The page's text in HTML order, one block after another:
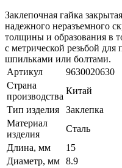
Заклепочная гайка
надежного неразъемного
толщины и образования в
с метрической резьбой
шпильками или болтами.
Артикул
9630020630
Страна
производства
Китай
Тип изделия
Заклепка
Материал
изделия
Сталь
Длина, мм
15
Диаметр, мм 8.9